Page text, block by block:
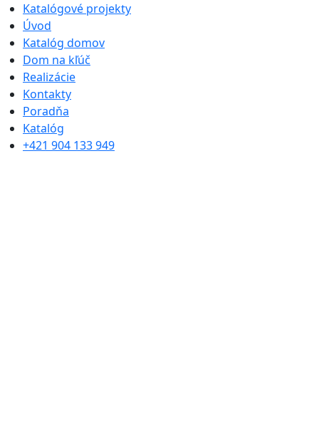
Katalógové projekty
Úvod
Katalóg domov
Dom na kľúč
Realizácie
Kontakty
Poradňa
Katalóg
+421 904 133 949